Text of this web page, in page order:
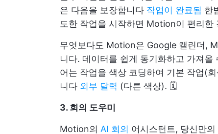
은 다음을 보장합니다 작업이 완료됨 한
도한 작업을 시작하면 Motion이 편리한
무엇보다도 Motion은 Google 캘린더,
니다. 데이터를 쉽게 동기화하고 가져
어는 작업을 색상 코딩하여 기본 작업(
니다 외부 달력 (다른 색상). 🗓️
3. 회의 도우미
Motion의 AI 회의 어시스턴트, 당신만의